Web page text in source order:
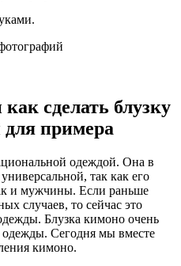
сделать блузку
для примера
одеждой. Она в
так как его
и мужчины. Если раньше
случаев, то сейчас это
Блузка кимоно очень
Сегодня мы вместе
кимоно.